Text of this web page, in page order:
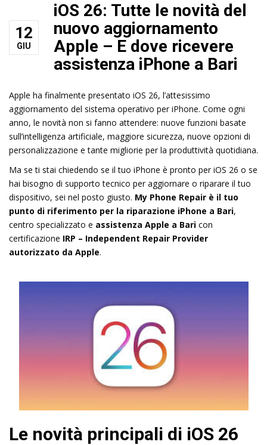
12
GIU
iOS 26: Tutte le novità del
nuovo aggiornamento
Apple – E dove ricevere
assistenza iPhone a Bari
Apple ha finalmente presentato iOS 26, l’attesissimo
aggiornamento del sistema operativo per iPhone. Come ogni
anno, le novità non si fanno attendere: nuove funzioni basate
sull’intelligenza artificiale, maggiore sicurezza, nuove opzioni di
personalizzazione e tante migliorie per la produttività quotidiana.
Ma se ti stai chiedendo se il tuo iPhone è pronto per iOS 26 o se
hai bisogno di supporto tecnico per aggiornare o riparare il tuo
dispositivo, sei nel posto giusto. My Phone Repair è il tuo
punto di riferimento per la riparazione iPhone a Bari,
centro specializzato e assistenza Apple a Bari con
certificazione IRP – Independent Repair Provider
autorizzato da Apple.
Le novità principali di iOS 26